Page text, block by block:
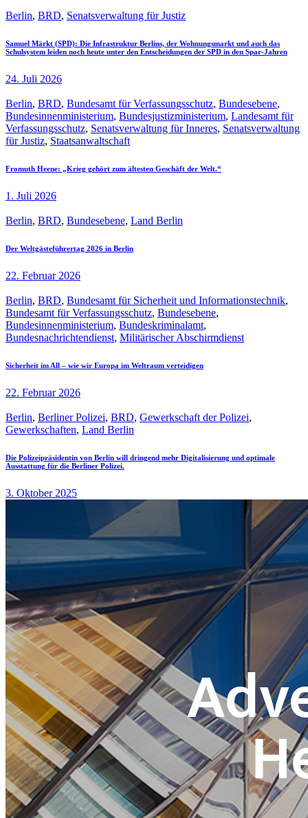
Berlin, BRD, Senatsverwaltung für Justiz
Samuel Märkt (SPD): Die Infrastruktur Berlins, der Wohnungsmarkt und auch das
Schulsystem leiden noch heute unter den Entscheidungen der SPD in den Spar-Jahren
24. Juli 2026
Berlin, BRD, Bundesamt für Verfassungsschutz, Bundesebene,
Bundesinnenministerium, Bundesjustizministerium, Landesamt für
Verfassungsschutz, Senatsverwaltung für Inneres, Senatsverwaltung
für Justiz, Staatsanwaltschaft
Fromuth Heene: „Krieg gehört zum ältesten Geschäft der Welt.“
1. Juli 2026
Berlin, BRD, Bundesebene, Land Berlin
Der Weltgästeführertag 2026 in Berlin
22. Februar 2026
Berlin, BRD, Bundesamt für Sicherheit und Informationstechnik,
Bundesamt für Verfassungsschutz, Bundesebene,
Bundesinnenministerium, Bundeskriminalamt,
Bundesnachrichtendienst, Militärischer Abschirmdienst
Sicherheit im All – wie wir Europa im Weltraum verteidigen
22. Februar 2026
Berlin, Berliner Polizei, BRD, Gewerkschaft der Polizei,
Gewerkschaften, Land Berlin
Die Polizeipräsidentin von Berlin will dringend mehr Digitalisierung und optimale
Ausstattung für die Berliner Polizei.
3. Oktober 2025